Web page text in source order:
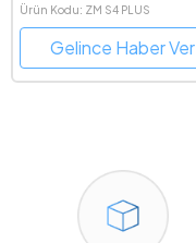
Ürün Kodu: ZM S4 PLUS
Gelince Haber Ver